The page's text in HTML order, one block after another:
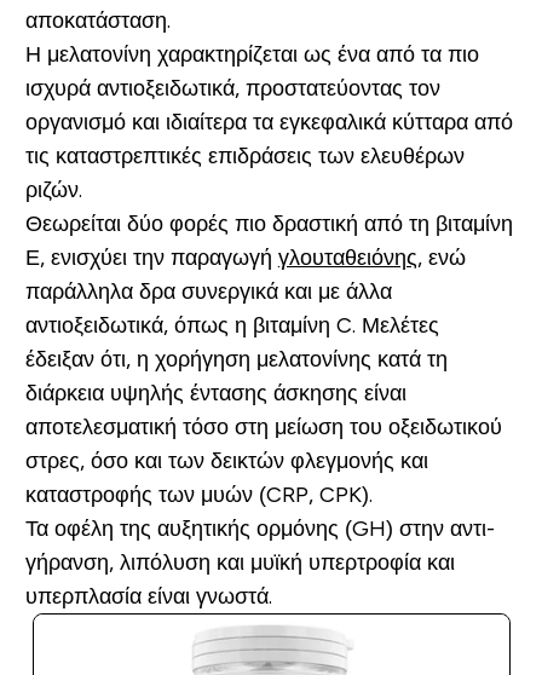
αποκατάσταση.
Η μελατονίνη χαρακτηρίζεται ως ένα από τα πιο
ισχυρά αντιοξειδωτικά, προστατεύοντας τον
οργανισμό και ιδιαίτερα τα εγκεφαλικά κύτταρα από
τις κα­ταστρεπτικές επιδράσεις των ελευθέρων
ριζών.
Θεωρείται δύο φορές πιο δραστική από τη βιταμίνη
Ε, ενισχύει την παραγωγή γλουταθειόνης, ενώ
παράλληλα δρα συνεργικά και με άλλα
αντιοξειδωτικά, όπως η βιταμίνη C. Μελέτες
έδειξαν ότι, η χορήγηση μελατονίνης κατά τη
διάρκεια υψηλής έντασης άσκησης είναι
αποτελεσματική τόσο στη μείωση του οξειδωτικού
στρες, όσο και των δεικτών φλεγμονής και
καταστροφής των μυών (CRP, CPK).
Τα οφέλη της αυξητικής ορμόνης (GH) στην αντι-
γήρανση, λιπόλυση και μυϊκή υπερτροφία και
υπερπλασία είναι γνωστά.